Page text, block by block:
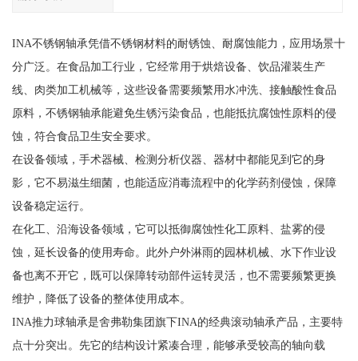
INA不锈钢轴承凭借不锈钢材料的耐锈蚀、耐腐蚀能力，应用场景十
分广泛。在食品加工行业，它经常用于烘焙设备、饮品灌装生产
线、肉类加工机械等，这些设备需要频繁用水冲洗、接触酸性食品
原料，不锈钢轴承能避免生锈污染食品，也能抵抗腐蚀性原料的侵
蚀，符合食品卫生安全要求。
在设备领域，手术器械、检测分析仪器、器材中都能见到它的身
影，它不易滋生细菌，也能适应消毒流程中的化学药剂侵蚀，保障
设备稳定运行。
在化工、沿海设备领域，它可以抵御腐蚀性化工原料、盐雾的侵
蚀，延长设备的使用寿命。此外户外淋雨的园林机械、水下作业设
备也离不开它，既可以保障转动部件运转灵活，也不需要频繁更换
维护，降低了设备的整体使用成本。
INA推力球轴承是舍弗勒集团旗下INA的经典滚动轴承产品，主要特
点十分突出。先它的结构设计紧凑合理，能够承受较高的轴向载